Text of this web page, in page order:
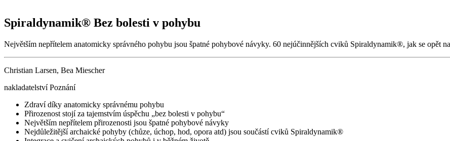
Spiraldynamik® Bez bolesti v pohybu
Největším nepřítelem anatomicky správného pohybu jsou špatné pohybové návyky. 60 nejúčinnějších cviků Spiraldynamik®, jak se opět
Christian Larsen, Bea Miescher
nakladatelství Poznání
Zdraví díky anatomicky správnému pohybu
Přirozenost stojí za tajemstvím úspěchu „bez bolesti v pohybu“
Největším nepřítelem přirozenosti jsou špatné pohybové návyky
Nejdůležitější archaické pohyby (chůze, úchop, hod, opora atd) jsou součástí cviků Spiraldynamik®